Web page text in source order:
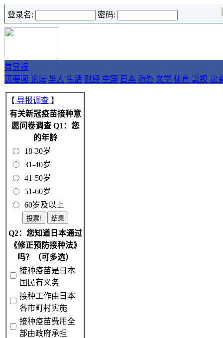
登录名: 密码:
首
页
导报
要闻 论坛 华人 生活 财经 中国 日本 海外 文学 体育 影视 读
【 导报调查 】
有关新冠疫苗接种意
愿问卷调查 Q1：您
的年龄
18-30岁
31-40岁
41-50岁
51-60岁
60岁及以上
Q2：您知道日本通过
《修正预防接种法》
吗？（可多选）
接种疫苗是日本
国民有义务
接种工作由日本
各市町村实施
接种疫苗费用全
部由政府承担